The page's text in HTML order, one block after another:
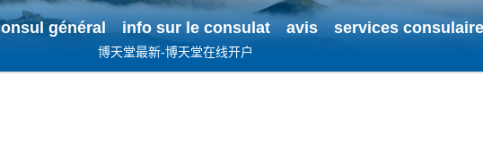
général info sur le consulat avis services
博天堂最新-博天堂在线开户